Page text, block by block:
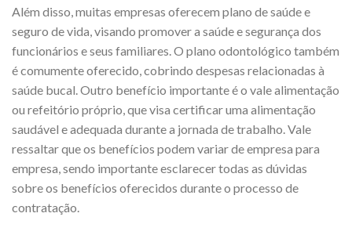
Além disso, muitas empresas oferecem plano de saúde e
seguro de vida, visando promover a saúde e segurança dos
funcionários e seus familiares. O plano odontológico também
é comumente oferecido, cobrindo despesas relacionadas à
saúde bucal. Outro benefício importante é o vale alimentação
ou refeitório próprio, que visa certificar uma alimentação
saudável e adequada durante a jornada de trabalho. Vale
ressaltar que os benefícios podem variar de empresa para
empresa, sendo importante esclarecer todas as dúvidas
sobre os benefícios oferecidos durante o processo de
contratação.